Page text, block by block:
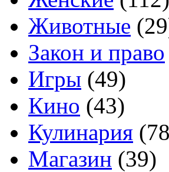
Животные
Закон и право
Игры (49)
Кино (43)
Кулинария
Магазин (39)